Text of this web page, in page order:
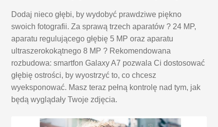
Dodaj nieco głębi, by wydobyć prawdziwe piękno
swoich fotografii. Za sprawą trzech aparatów ? 24 MP,
aparatu regulującego głębię 5 MP oraz aparatu
ultraszerokokątnego 8 MP ? Rekomendowana
rozbudowa: smartfon Galaxy A7 pozwala Ci dostosować
głębię ostrości, by wyostrzyć to, co chcesz
wyeksponować. Masz teraz pełną kontrolę nad tym, jak
będą wyglądały Twoje zdjęcia.